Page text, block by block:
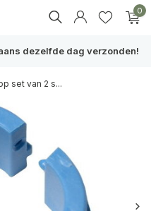
0
dezelfde dag verzonden!
set van 2 s...